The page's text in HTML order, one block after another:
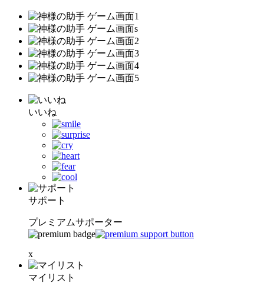
いいね
サポート
プレミアムサポーター
x
マイリスト